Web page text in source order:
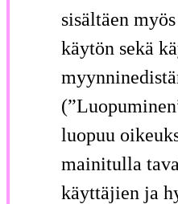
sisältäen
käytön sekä
luopuu
mainitulla
käyttäjien ja